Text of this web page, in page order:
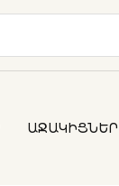
ԱՋԱԿԻՑՆԵՐ